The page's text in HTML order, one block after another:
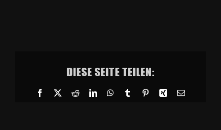
DIESE SEITE TEILEN:
Facebook RedditLinkedInWhatsApp
Tumblr PinterestXing E-